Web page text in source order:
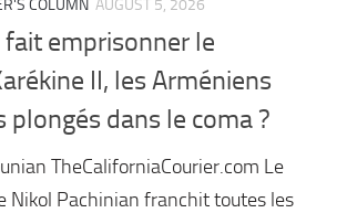
COLUMN AUGUST 5, 2026
fait emprisonner le
II, les Arméniens
dans le coma ?
TheCaliforniaCourier.com Le
Nikol Pachinian franchit toutes les